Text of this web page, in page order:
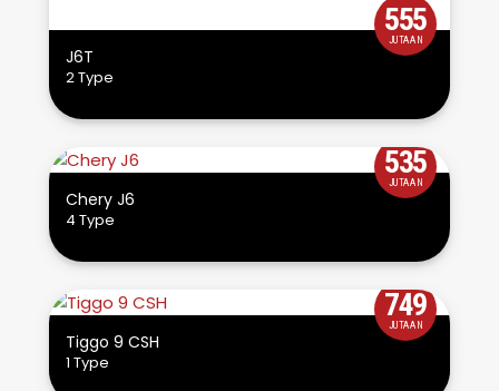
555
JUTAAN
J6T
2 Type
535
JUTAAN
Chery J6
4 Type
749
JUTAAN
Tiggo 9 CSH
1 Type